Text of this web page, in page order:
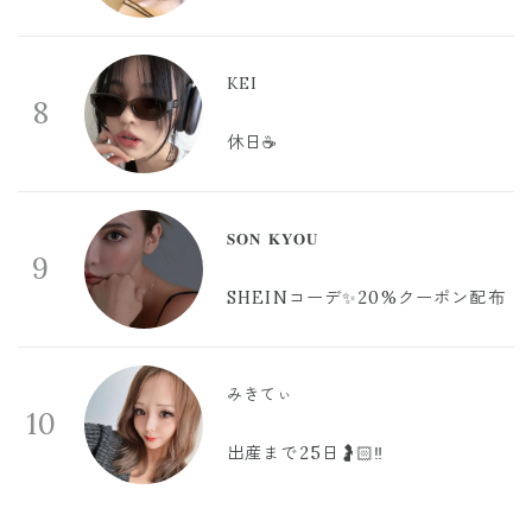
8
KEI
休日☕️
9
𝐒𝐎𝐍 𝐊𝐘𝐎𝐔
SHEINコーデ✨20%クーポン配布
10
みきてぃ
出産まで25日🤰🏻‼️